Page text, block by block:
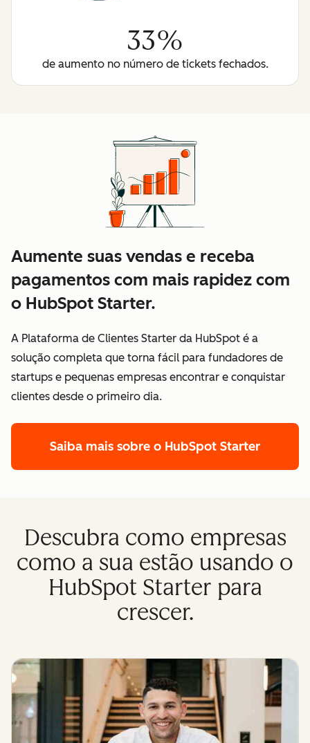
33%
de aumento no número de tickets fechados.
Aumente suas vendas e receba
pagamentos com mais rapidez com
o HubSpot Starter.
A Plataforma de Clientes Starter da HubSpot é a
solução completa que torna fácil para fundadores de
startups e pequenas empresas encontrar e conquistar
clientes desde o primeiro dia.
Saiba mais sobre o HubSpot Starter
Descubra como empresas
como a sua estão usando o
HubSpot Starter para
crescer.